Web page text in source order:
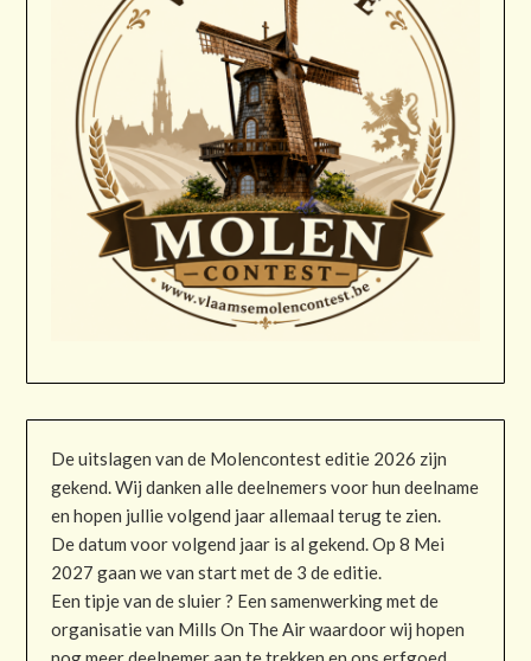
De uitslagen van de Molencontest editie 2026 zijn
gekend. Wij danken alle deelnemers voor hun deelname
en hopen jullie volgend jaar allemaal terug te zien.
De datum voor volgend jaar is al gekend. Op 8 Mei
2027 gaan we van start met de 3 de editie.
Een tipje van de sluier ? Een samenwerking met de
organisatie van Mills On The Air waardoor wij hopen